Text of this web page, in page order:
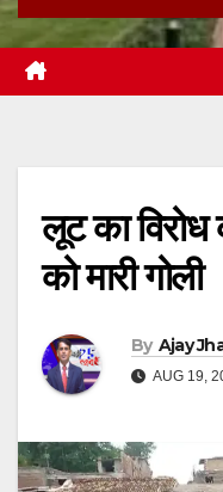
लूट का विरोध
को मारी गोली
By Ajay
AUG 19,